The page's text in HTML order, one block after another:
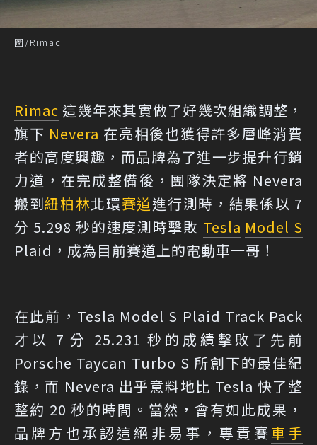
圖/Rimac
Rimac 這幾年來其實做了好幾次組織調整，
旗下 Nevera 在亮相後也獲得許多層峰消費
者的高度興趣，而品牌為了進一步提升行銷
力道，在完成整備後，團隊決定將 Nevera
搬到紐柏林北環賽道進行測時，結果係以 7
分 5.298 秒的速度測時擊敗 Tesla Model S
Plaid，成為目前賽道上的電動車一哥！
在此前，Tesla Model S Plaid Track Pack
才以 7 分 25.231 秒的成績擊敗了先前
Porsche Taycan Turbo S 所創下的最佳紀
錄，而 Nevera 出乎意料地比 Tesla 快了整
整約 20 秒的時間。當然，會有如此成果，
品牌方也承認這絕非易事，專責賽車手